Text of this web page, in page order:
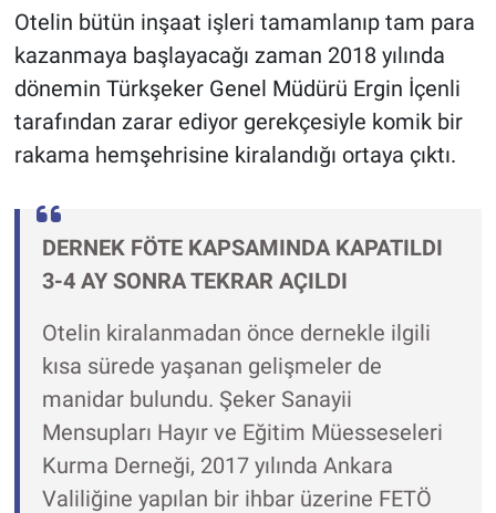
Otelin bütün inşaat işleri tamamlanıp tam para
kazanmaya başlayacağı zaman 2018 yılında
dönemin Türkşeker Genel Müdürü Ergin İçenli
tarafından zarar ediyor gerekçesiyle komik bir
rakama hemşehrisine kiralandığı ortaya çıktı.
DERNEK FÖTE KAPSAMINDA KAPATILDI
3-4 AY SONRA TEKRAR AÇILDI
Otelin kiralanmadan önce dernekle ilgili
kısa sürede yaşanan gelişmeler de
manidar bulundu. Şeker Sanayii
Mensupları Hayır ve Eğitim Müesseseleri
Kurma Derneği, 2017 yılında Ankara
Valiliğine yapılan bir ihbar üzerine FETÖ